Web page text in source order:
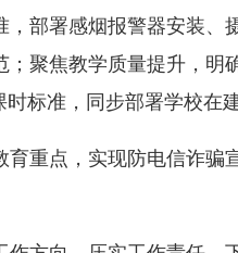
部署感烟报警器安装、
聚焦教学质量提升，明
标准，同步部署学校在
点，实现防电信诈骗